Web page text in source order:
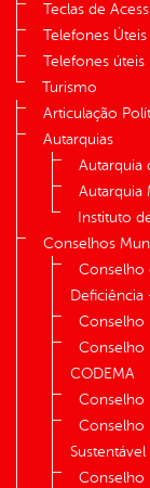
Teclas de
Telefones Úteis
Telefones úteis
Turismo
Articulação
Autarquias
Autarquia
Autarquia
Instituto
Conselhos
Conselho
Deficiência
Conselho
Conselho
CODEMA
Conselho
Conselho
Sustentável
Conselho